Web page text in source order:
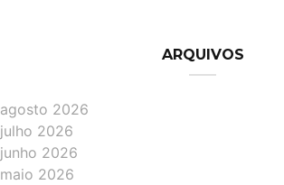
ARQUIVOS
agosto 2026
julho 2026
junho 2026
maio 2026